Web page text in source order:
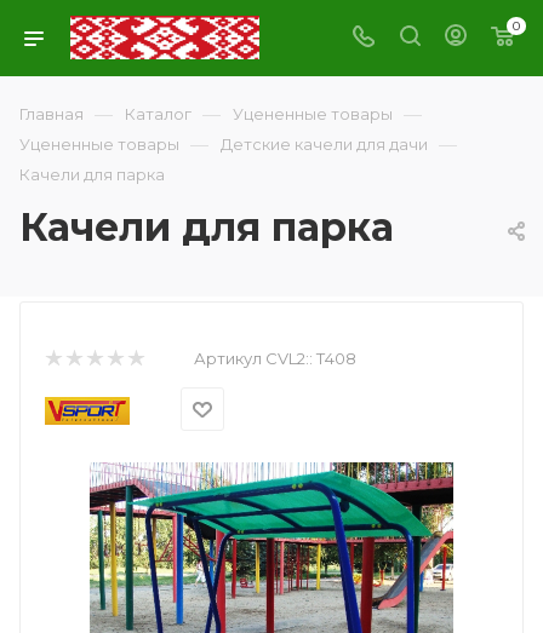
0
Главная — Каталог — Уцененные товары —
Уцененные товары — Детские качели для дачи —
Качели для парка
Качели для парка
Артикул CVL2:: Т408